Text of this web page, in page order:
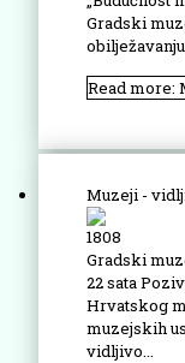
Gradski
Read more:
Muzeji -
1808
Gradski
22 sata
Hrvatskog
muzejskih
vidljivo...